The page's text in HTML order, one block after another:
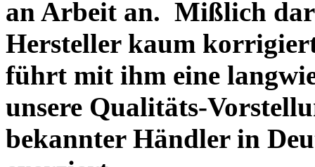
an Arbeit an. Mißlich
Hersteller kaum
führt mit ihm eine
unsere Qualitäts-
bekannter Händler in